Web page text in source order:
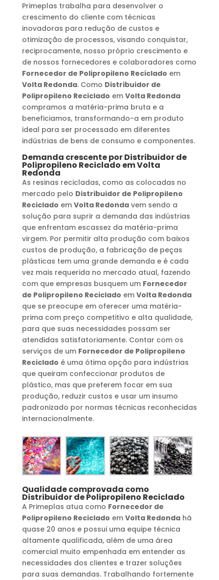
Primeplas trabalha para desenvolver o
crescimento do cliente com técnicas
inovadoras para redução de custos e
otimização de processos, visando conquistar,
reciprocamente, nosso próprio crescimento e
de nossos fornecedores e colaboradores como
Fornecedor de Polipropileno Reciclado em
Volta Redonda. Como Distribuidor de
Polipropileno Reciclado em Volta Redonda
compramos a matéria-prima bruta e a
beneficiamos, transformando-a em produto
ideal para ser processado em diferentes
indústrias de bens de consumo e componentes.
Demanda crescente porDistribuidor de
Polipropileno Reciclado emVolta
Redonda
As resinas recicladas, como as colocadas no
mercado pelo Distribuidor de Polipropileno
Reciclado em Volta Redondavem sendo a
solução para suprir a demanda das indústrias
que enfrentam escassez da matéria-prima
virgem. Por permitir alta produção com baixos
custos de produção, a fabricação de peças
plásticas tem uma grande demanda e é cada
vez mais requerida no mercado atual, fazendo
com que empresas busquem um Fornecedor
de Polipropileno Reciclado em Volta Redonda
que se preocupe em oferecer uma matéria-
prima com preço competitivo e alta qualidade,
para que suas necessidades possam ser
atendidas satisfatoriamente. Contar com os
serviços de um Fornecedor de Polipropileno
Reciclado é uma ótima opção para indústrias
que queiram confeccionar produtos de
plástico, mas que preferem focar em sua
produção, reduzir custos e usar um insumo
padronizado por normas técnicas reconhecidas
internacionalmente.
Qualidade comprovada como
Distribuidor de Polipropileno Reciclado
A Primeplas atua como Fornecedor de
Polipropileno Reciclado em Volta Redondahá
quase 20 anos e possui uma equipe técnica
altamente qualificada, além de uma área
comercial muito empenhada em entender as
necessidades dos clientes e trazer soluções
para suas demandas. Trabalhando fortemente